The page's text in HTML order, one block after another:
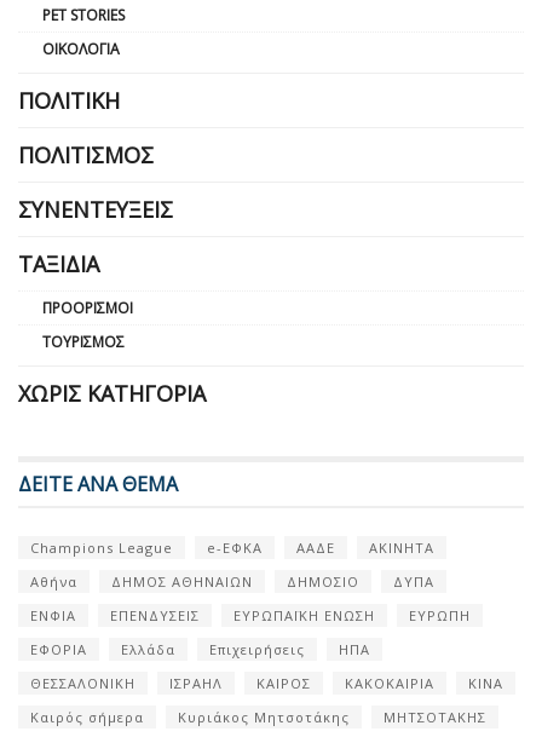
PET STORIES
ΟΙΚΟΛΟΓΊΑ
ΠΟΛΙΤΙΚΉ
ΠΟΛΙΤΙΣΜΌΣ
ΣΥΝΕΝΤΕΎΞΕΙΣ
ΤΑΞΊΔΙΑ
ΠΡΟΟΡΙΣΜΟΊ
ΤΟΥΡΙΣΜΌΣ
ΧΩΡΊΣ ΚΑΤΗΓΟΡΊΑ
ΔΕΙΤΕ ΑΝΑ ΘΕΜΑ
Champions League e-ΕΦΚΑ ΑΑΔΕ
ΑΚΙΝΗΤΑ
Αθήνα
ΔΗΜΟΣ ΑΘΗΝΑΙΩΝ ΔΗΜΟΣΙΟ
ΔΥΠΑ
ΕΝΦΙΑ
ΕΠΕΝΔΥΣΕΙΣ ΕΥΡΩΠΑΪΚΗ ΕΝΩΣΗ
ΕΥΡΩΠΗ
ΕΦΟΡΙΑ
Ελλάδα Επιχειρήσεις
ΗΠΑ
ΘΕΣΣΑΛΟΝΙΚΗ
ΙΣΡΑΗΛ ΚΑΙΡΟΣ ΚΑΚΟΚΑΙΡΙΑ
ΚΙΝΑ
Καιρός σήμερα
Κυριάκος Μητσοτάκης
ΜΗΤΣΟΤΑΚΗΣ